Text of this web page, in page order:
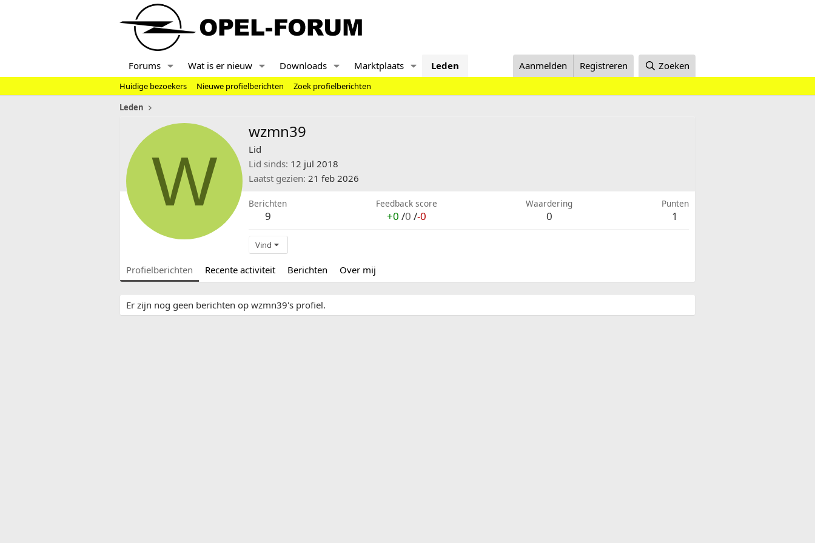
Forums Wat is er nieuw Downloads Marktplaats Leden Aanmelden Registreren Zoeken
Huidige bezoekers Nieuwe profielberichten
Zoek profielberichten
Leden
W
wzmn39
Lid
Lid sinds 12 jul 2018
Laatst gezien 21 feb 2026
Berichten
9
Feedback score
+0 /0 /-0
Waardering
0
Punten
1
Vind
Profielberichten Recente activiteit Berichten Over mij
Er zijn nog geen berichten op wzmn39's profiel.